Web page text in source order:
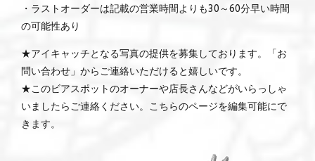
・ラストオーダーは記載の営業時間よりも30～60分早い時間
の可能性あり
★アイキャッチとなる写真の提供を募集しております。「お
問い合わせ」からご連絡いただけると嬉しいです。
★このビアスポットのオーナーや店長さんなどがいらっしゃ
いましたらご連絡ください。こちらのページを編集可能にで
きます。